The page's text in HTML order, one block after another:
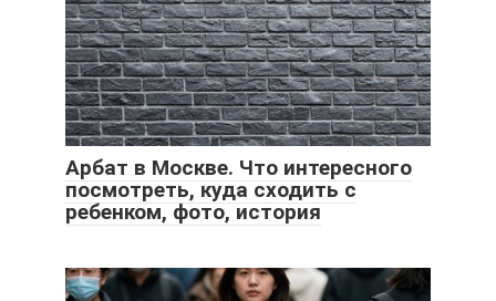
Арбат в Москве. Что интересного
посмотреть, куда сходить с
ребенком, фото, история